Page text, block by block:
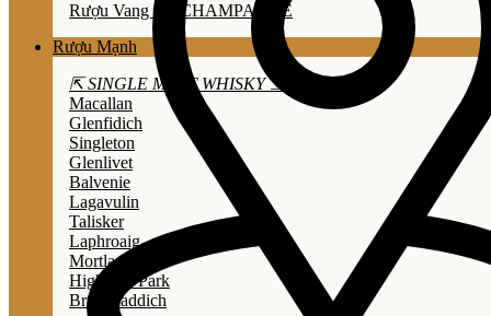
Rượu Vang Nổ/CHAMPAGNE
Rượu Mạnh
⇱ SINGLE MALT WHISKY ⇲
Macallan
Glenfidich
Singleton
Glenlivet
Balvenie
Lagavulin
Talisker
Laphroaig
Mortlach
Highland Park
Bruichladdich